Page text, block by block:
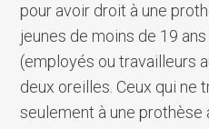
pour avoir droit à une
jeunes de moins de 19
(employés ou travailleurs
deux oreilles. Ceux qui ne
seulement à une prothèse